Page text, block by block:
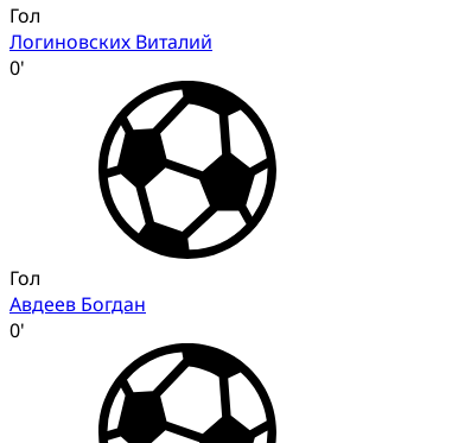
Гол
Логиновских Виталий
0'
Гол
Авдеев Богдан
0'